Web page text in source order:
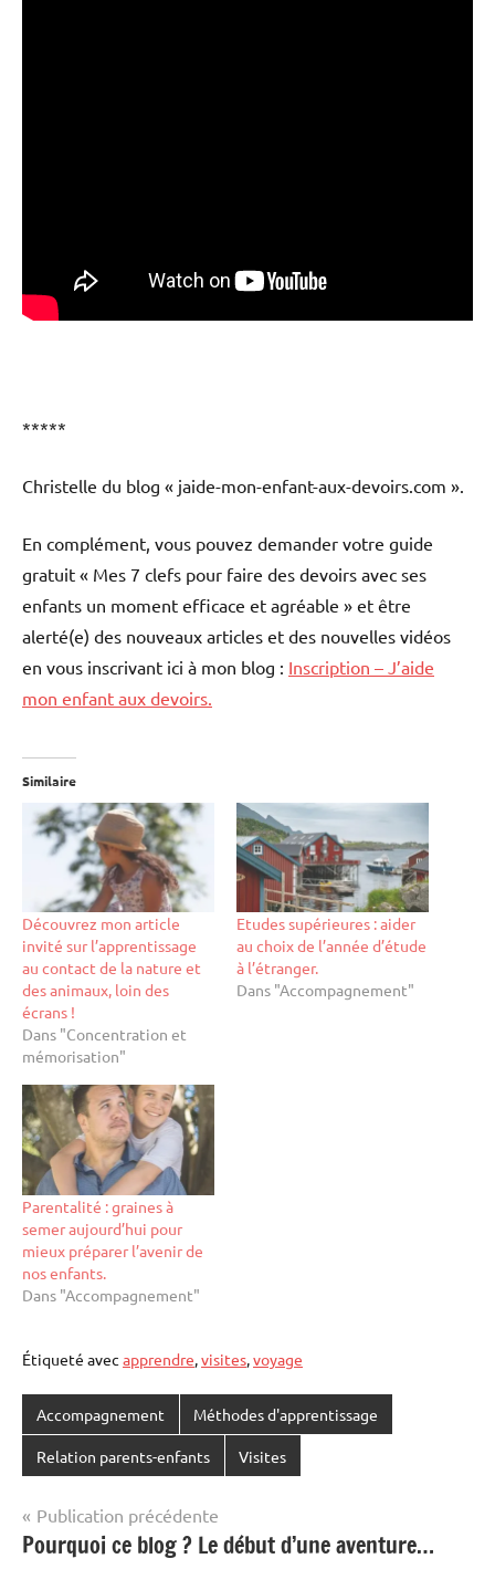
*****
Christelle du blog « jaide-mon-enfant-aux-devoirs.com ».
En complément, vous pouvez demander votre guide
gratuit « Mes 7 clefs pour faire des devoirs avec ses
enfants un moment efficace et agréable » et être
alerté(e) des nouveaux articles et des nouvelles vidéos
en vous inscrivant ici à mon blog : Inscription – J’aide
mon enfant aux devoirs.
Similaire
Découvrez mon article
invité sur l’apprentissage
au contact de la nature et
des animaux, loin des
écrans !
Dans "Concentration et
mémorisation"
Etudes supérieures : aider
au choix de l’année d’étude
à l’étranger.
Dans "Accompagnement"
Parentalité : graines à
semer aujourd’hui pour
mieux préparer l’avenir de
nos enfants.
Dans "Accompagnement"
Étiqueté avec apprendre visites voyage
Accompagnement Méthodes d'apprentissage
Relation parents-enfants Visites
Navigation
de
Publication précédente
Pourquoi ce blog ? Le début d’une aventure…